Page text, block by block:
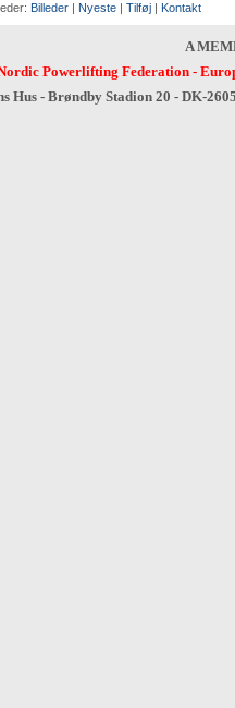
Billeder | Nyeste | Tilføj | Kontakt
A
Powerlifting Federation-
Hus - Brøndby Stadion 20 - DK-